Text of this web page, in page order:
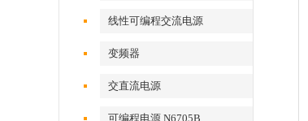
线性可编程交流电源
变频器
交直流电源
可编程电源 N6705B